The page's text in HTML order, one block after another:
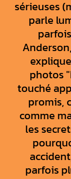
sérieuses
parle
photos
touché
promis,
comme
les
parfois